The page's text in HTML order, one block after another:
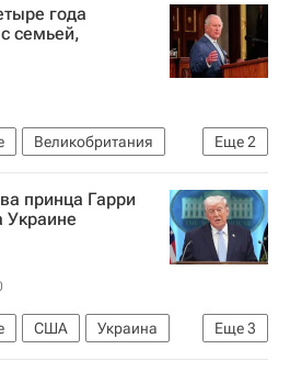
года
семьей,
Еще2
Великобритания
принца Гарри
Украине
Еще3
США
Украина
Трамп